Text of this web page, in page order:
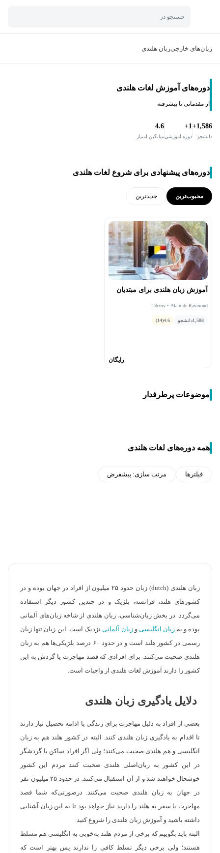
جستجو در
زبان‌های خارجیزبان هلندی
دوره‌های آموزش لغات هلندی
از مقدماتی تا پیشرفته
1,586+
دانشجو
1+
دوره آموزشی
4.6
میانگین امتیاز
دوره‌های پیشنهادی برای شروع لغات هلندی
محبوب‌ترین جدید‌ترین
آموزش زبان هلندی برای مبتدیان
Udemy • Alain de Raymond
1,588دانشجو 4.6
(14)
رایگان
موضوعات پرطرفدار
همه دوره‌های لغات هلندی
فیلترها مرتب سازی: پیشفرض
زبان هلندی (dutch) زبان حدود ۲۵ میلیون از افراد در جهان بوده و در
کشورهای هلند، فرانسه، بلژیک و در چندین کشور دیگر استفاده
می‌گردد. در بخش زبان‌شناسی، زبان هلندی از شاخه زبان‌های آلمانی
بوده و به زبان انگلیسیوزبان آلمانینزدیک است. این زبان تنها زبان
رسمی در کشور هلند است و در حدود ۶۰ درصد بلژیکی‌ها هم به زبان
هلندی صحبت می‌کنند. برای افرادی که قصد مهاجرت یا گردش به این
کشور را دارند آموزش لغات هلندی از واجبات است.
دلایل یادگیری زبان هلندی
بعضی از افراد به دلیل مهاجرت برای زندگی یا ادامه تحصیل نیاز دارند
تا اقدام به یادگیری زبان هلندی کنند. البته در کشور هلند هم به زبان
انگلیسی و هم هلندی صحبت می‌کنند؛ ولی اگر افراد ساکن یا گردشگر
در این کشور به زبان‌اصلی هلندی صحبت کنند مردم این کشور
خوشحال خواهند شد و از آن استقبال می‌کنند. در حدود ۲۵ میلیون نفر
در جهان به زبان هلندی صحبت می‌کنند. درصورتی‌که شما قصد
مهاجرت یا سفر به هلند را دارید نیاز خواهد بود تا به این زبان آشنایی
داشته باشید و آموزش زبان هلندی را شروع کنید.
البته باید بگوییم که برخی از مردم هلند به‌خوبی به انگلیسی هم مسلط
هستند؛ ولی برخی دیگر تسلط کافی را ندارند پس بهتر است که